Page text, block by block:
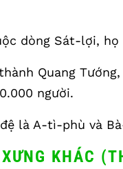
dòng Sát-lợi, họ
Quang
người.
là A-tì-phù và
KHÁC